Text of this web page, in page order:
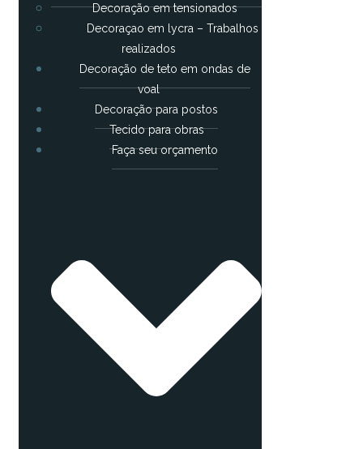
Decoração em tensionados
Decoraçao em lycra – Trabalhos
realizados
Decoração de teto em ondas de
voal
Decoração para postos
Tecido para obras
Faça seu orçamento